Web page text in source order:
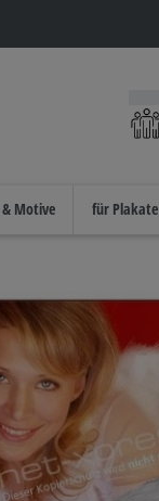
Motive für Plakate